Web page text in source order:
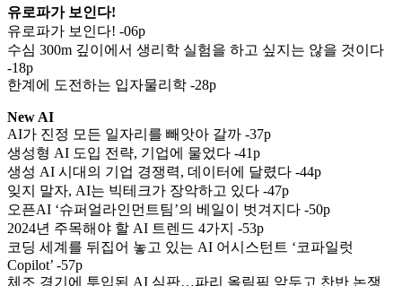
유로파가 보인다!
유로파가 보인다! -06p
수심 300m 깊이에서 생리학 실험을 하고 싶지는 않을 것이다
-18p
한계에 도전하는 입자물리학 -28p
New AI
AI가 진정 모든 일자리를 빼앗아 갈까 -37p
생성형 AI 도입 전략, 기업에 물었다 -41p
생성 AI 시대의 기업 경쟁력, 데이터에 달렸다 -44p
잊지 말자, AI는 빅테크가 장악하고 있다 -47p
오픈AI ‘슈퍼얼라인먼트팀’의 베일이 벗겨지다 -50p
2024년 주목해야 할 AI 트렌드 4가지 -53p
코딩 세계를 뒤집어 놓고 있는 AI 어시스턴트 ‘코파일럿
Copilot’ -57p
체조 경기에 투입된 AI 심판…파리 올림픽 앞두고 찬반 논쟁